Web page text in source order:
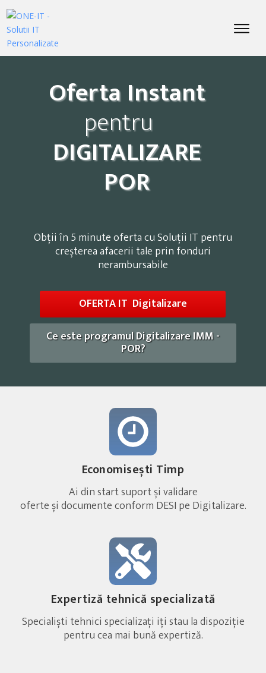
Oferta Instant
pentru
DIGITALIZARE
POR
Obții în 5 minute oferta cu Soluții IT pentru
creșterea afacerii tale prin fonduri
nerambursabile
OFERTA IT Digitalizare
Ce este programul Digitalizare IMM -
POR?
Economisești Timp
Ai din start suport și validare
oferte și documente conform DESI pe Digitalizare.
Expertiză tehnică specializată
Specialiști tehnici specializați iți stau la dispoziție
pentru cea mai bună expertiză.